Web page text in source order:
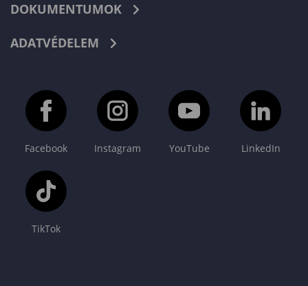
DOKUMENTUMOK
ADATVÉDELEM
Facebook Instagram YouTube LinkedIn
TikTok